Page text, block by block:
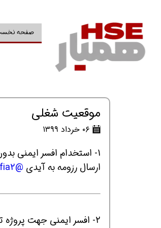
صفحه
موقعیت شغلی
۰۶ خرداد ۱۳۹۹
1- استخدام افسر ایمنی بدون سابقه (مرد) پروژه عمرانی شرکت سایپا بومی تهران و کرج
ارسال رزومه به آیدی @ffia2
2- افسر ایمنی جهت پروژه تصفیه ششم اب تهران/ ۳ سال سابقه مرتبط با شغل